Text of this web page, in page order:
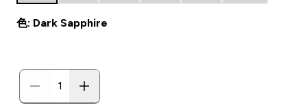
色: Dark Sapphire